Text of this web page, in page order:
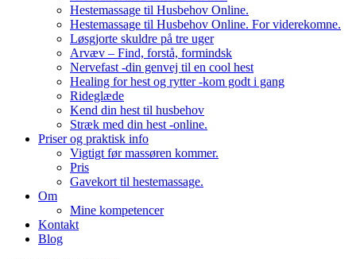
Hestemassage til Husbehov Online.
Hestemassage til Husbehov Online. For viderekomne.
Løsgjorte skuldre på tre uger
Arvæv – Find, forstå, formindsk
Nervefast -din genvej til en cool hest
Healing for hest og rytter -kom godt i gang
Rideglæde
Kend din hest til husbehov
Stræk med din hest -online.
Priser og praktisk info
Vigtigt før massøren kommer.
Pris
Gavekort til hestemassage.
Om
Mine kompetencer
Kontakt
Blog